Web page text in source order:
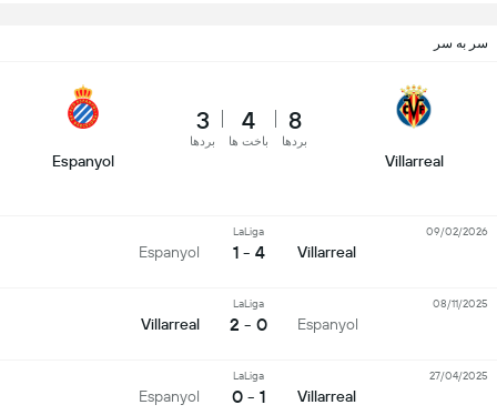
سر به سر
Villarreal
8
بردها
4
باخت ها
3
بردها
Espanyol
Villarreal
LaLiga
4 - 1
Espanyol
09/02/2026
Espanyol
LaLiga
0 - 2
Villarreal
08/11/2025
Villarreal
LaLiga
1 - 0
Espanyol
27/04/2025